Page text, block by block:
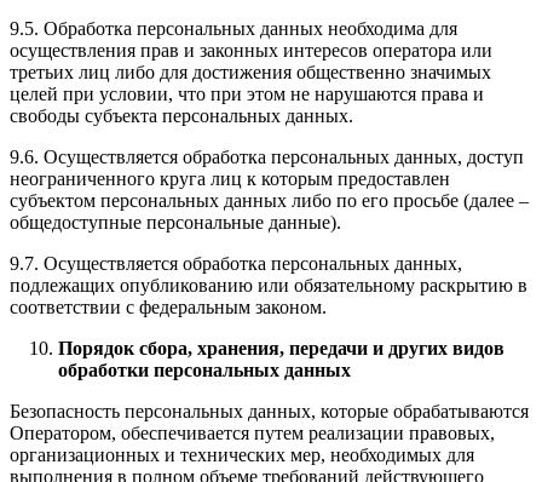
9.5. Обработка персональных данных необходима для
осуществления прав и законных интересов оператора или
третьих лиц либо для достижения общественно значимых
целей при условии, что при этом не нарушаются права и
свободы субъекта персональных данных.
9.6. Осуществляется обработка персональных данных, доступ
неограниченного круга лиц к которым предоставлен
субъектом персональных данных либо по его просьбе (далее –
общедоступные персональные данные).
9.7. Осуществляется обработка персональных данных,
подлежащих опубликованию или обязательному раскрытию в
соответствии с федеральным законом.
Порядок сбора, хранения, передачи и других видов
обработки персональных данных
Безопасность персональных данных, которые обрабатываются
Оператором, обеспечивается путем реализации правовых,
организационных и технических мер, необходимых для
выполнения в полном объеме требований действующего